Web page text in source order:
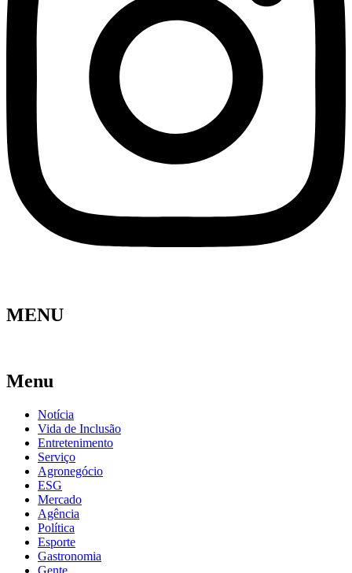
MENU
Menu
Notícia
Vida de Inclusão
Entretenimento
Serviço
Agronegócio
ESG
Mercado
Agência
Política
Esporte
Gastronomia